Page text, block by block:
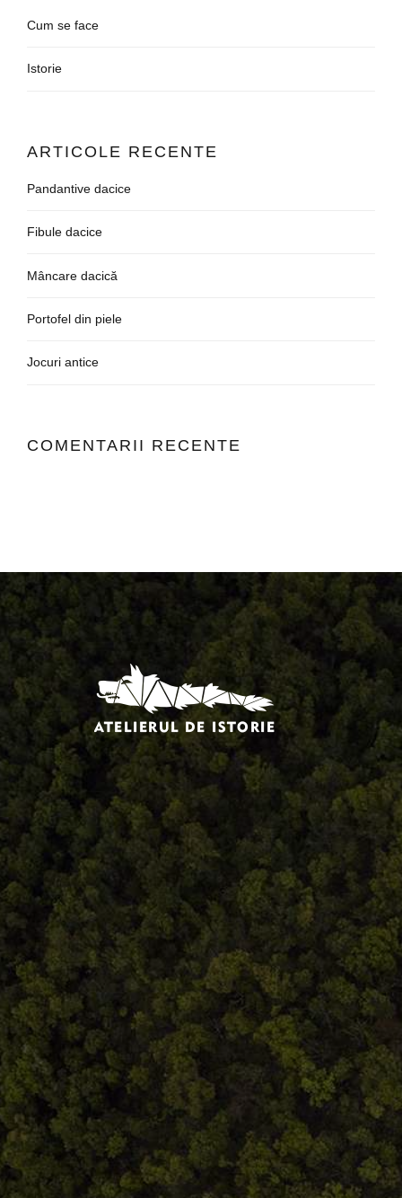
Cum se face
Istorie
ARTICOLE RECENTE
Pandantive dacice
Fibule dacice
Mâncare dacică
Portofel din piele
Jocuri antice
COMENTARII RECENTE
Comandă, plată, livrare
Întreținere produse
Facebook.com/atelieruldeistorie
Contact@atelieruldeistorie.ro
0748.884.543
Termeni și condiții
ANPC
Home Despre noi Produse
Contact
Termeni și condiții
S.C. Atelierul de istorie SRL
J12/419/2016